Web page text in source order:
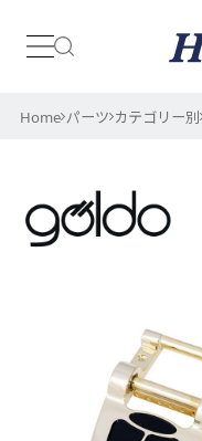
日本
Home パーツ カテゴリー別